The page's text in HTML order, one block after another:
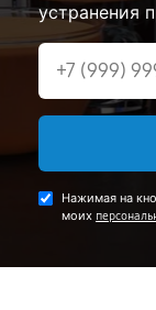
устранения
Нажимая на
моих